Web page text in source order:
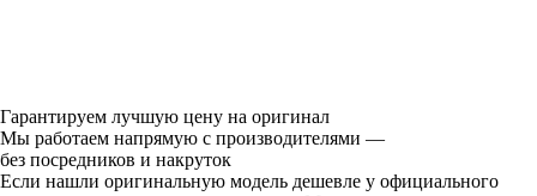
Гарантируем лучшую цену на оригинал
Мы работаем напрямую с производителями —
без посредников и накруток
Если нашли оригинальную модель дешевле у официального